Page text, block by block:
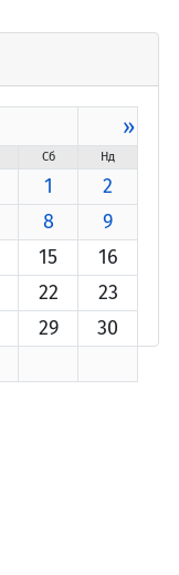
»
Сб Нд
1
2
8
9
15
16
22
23
29
30